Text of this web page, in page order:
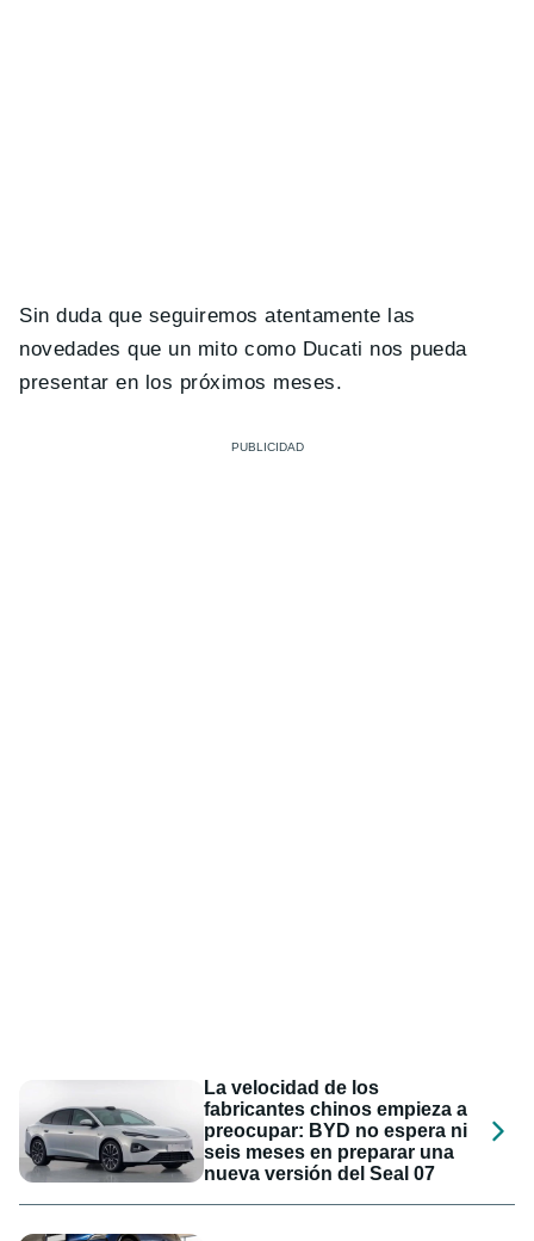
Sin duda que seguiremos atentamente las
novedades que un mito como Ducati nos pueda
presentar en los próximos meses.
La velocidad de los
fabricantes chinos empieza a
preocupar: BYD no espera ni
seis meses en preparar una
nueva versión del Seal 07